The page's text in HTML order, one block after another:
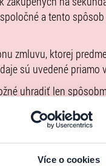
Více o cookies
hudby.
štýle. AKošice sú
a tento
zmluvu, ktorej
sú uvedené priamo
uhradiť len
že kúpne
Poukazov GoOut, ani
. Poukazy GoOut
nie je uvedené inak.